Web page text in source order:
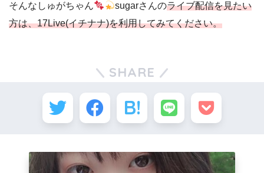
そんなしゅがちゃん sugarさんのライブ配信を見たい
方は、17Live(イチナナ)を利用してみてください。
SHARE